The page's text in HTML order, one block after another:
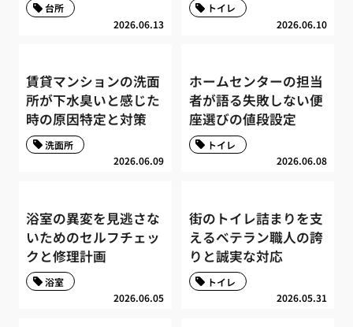
2026.06.13
台所
2026.06.10
トイレ
賃貸マンションの洗面
所が下水臭いと感じた
時の原因特定と対策
2026.06.09
洗面所
ホームセンターの担当
者が語る失敗しない便
座選びの値段設定
2026.06.08
トイレ
浴室の異変を見逃さな
いためのセルフチェッ
クと修理計画
2026.06.05
浴室
街のトイレ詰まりを支
えるベテラン職人の誇
りと誠実な対応
2026.05.31
トイレ